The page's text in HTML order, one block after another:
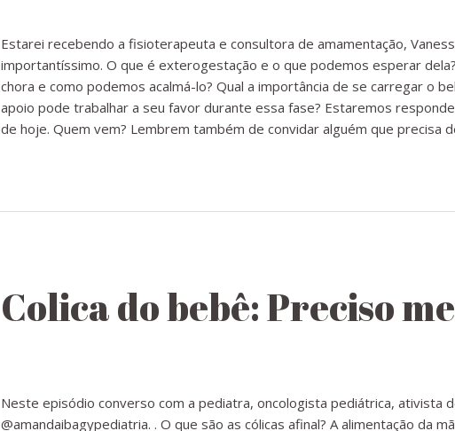
Estarei recebendo a fisioterapeuta e consultora de amamentação,
importantíssimo. O que é exterogestação e o que podemos esperar
chora e como podemos acalmá-lo? Qual a importância de se carregar o
apoio pode trabalhar a seu favor durante essa fase? Estaremos
de hoje. Quem vem? Lembrem também de convidar alguém que precisa
Colica do bebê: Preciso
Neste episódio converso com a pediatra, oncologista pediátrica, ativista
@amandaibagypediatria. . O que são as cólicas afinal? A alimentação da